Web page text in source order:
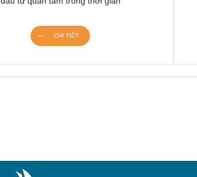
CHI TIẾT